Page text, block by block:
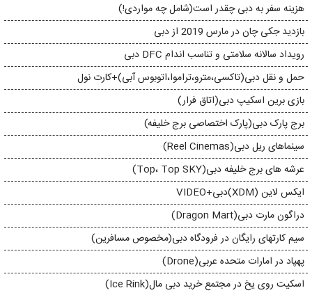
هزینه سفر به دبی چقدر است(شامل چه مواردی!)
بازدید جکی چان در مارس 2019 از دبی
رویداد سالانه سلامتی و تناسب اندام DFC دبی
حمل و نقل دبی(تاکسی،مترو،تراموا،اتوبوس آبی)+کارت نول
بازی برین اسکیپ دبی(اتاق فرار)
برج پارک دبی(پارک اختصاصی برج خلیفه)
سینماهای ریل دبی(Reel Cinemas)
عرشه های برج خلیفه دبی(Top، Top SKY)
ایکس لاین (XDM)دبی+VIDEO
دراگون مارت دبی(Dragon Mart)
سیم کارتهای رایگان در فرودگاه دبی(مخصوص مسافرین)
پهپاد در امارات متحده عربی(Drone)
اسکیت روی یخ در مجتمع خرید دبی مال(Ice Rink)